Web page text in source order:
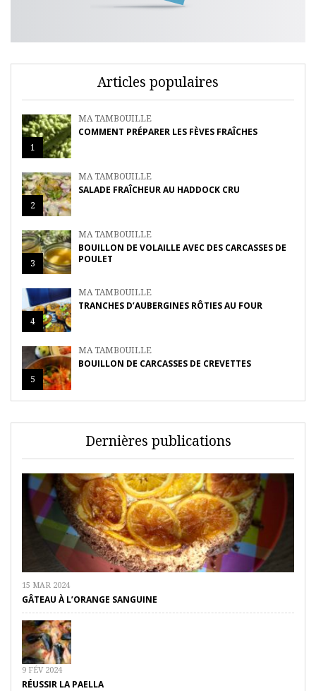
Articles populaires
1
MA TAMBOUILLE
COMMENT PRÉPARER LES FÈVES FRAÎCHES
2
MA TAMBOUILLE
SALADE FRAÎCHEUR AU HADDOCK CRU
3
MA TAMBOUILLE
BOUILLON DE VOLAILLE AVEC DES CARCASSES DE
POULET
4
MA TAMBOUILLE
TRANCHES D’AUBERGINES RÔTIES AU FOUR
5
MA TAMBOUILLE
BOUILLON DE CARCASSES DE CREVETTES
Dernières publications
15 MAR 2024
GÂTEAU À L’ORANGE SANGUINE
9 FÉV 2024
RÉUSSIR LA PAELLA